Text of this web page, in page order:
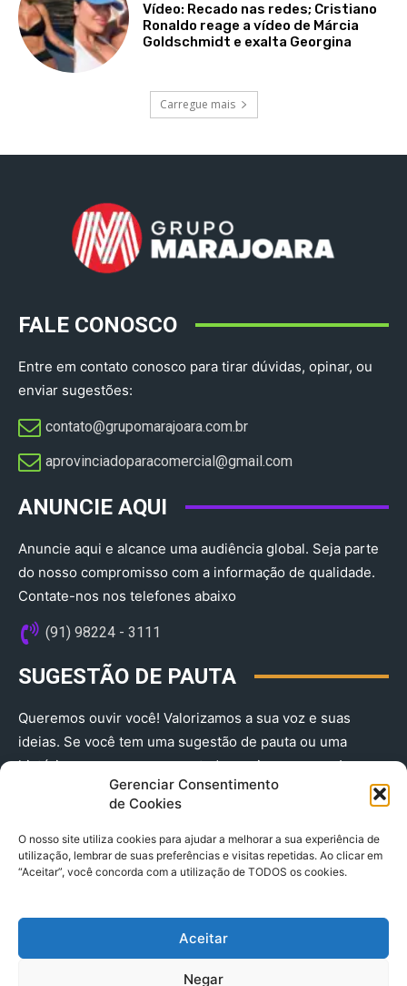
Gerenciar Consentimento
de Cookies
O nosso site utiliza cookies para ajudar a melhorar a sua experiência de
utilização, lembrar de suas preferências e visitas repetidas. Ao clicar em
“Aceitar”, você concorda com a utilização de TODOS os cookies.
Aceitar
Negar
Vídeo: Recado nas redes; Cristiano
Ronaldo reage a vídeo de Márcia
Goldschmidt e exalta Georgina
Carregue mais
FALE CONOSCO
Entre em contato conosco para tirar dúvidas, opinar, ou
enviar sugestões:
contato@grupomarajoara.com.br
aprovinciadoparacomercial@gmail.com​
ANUNCIE AQUI
Anuncie aqui e alcance uma audiência global. Seja parte
do nosso compromisso com a informação de qualidade.
Contate-nos nos telefones abaixo
(91) 98224 - 3111
SUGESTÃO DE PAUTA
Queremos ouvir você! Valorizamos a sua voz e suas
ideias. Se você tem uma sugestão de pauta ou uma
história que merece ser contada, envie-nos agora!
(91) 98224 - 3111
© 2025 A Província do Pará CNPJ: 04.901.141/0001-36 End .
Trav. Quintino Bocaiuva 2301, Ed. Rogério Fernandez – Sala